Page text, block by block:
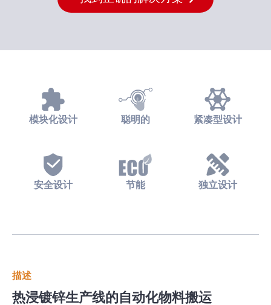
模块化设计 聪明的 紧凑型设计
安全设计 节能 独立设计
描述
热浸镀锌生产线的自动化物料搬运